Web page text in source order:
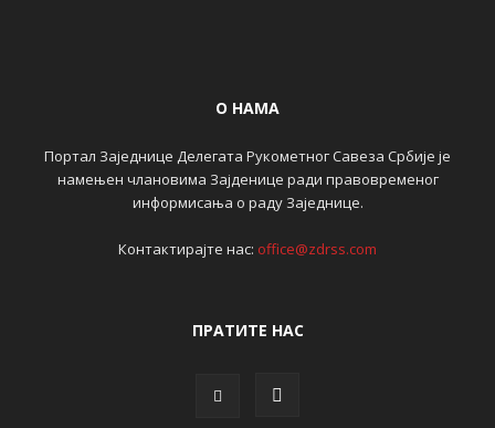
О НАМА
Портал Заједнице Делегата Рукометног Савеза Србије је
намењен члановима Зајденице ради правовременог
информисања о раду Заједнице.
Контактирајте нас: office@zdrss.com
ПРАТИТЕ НАС